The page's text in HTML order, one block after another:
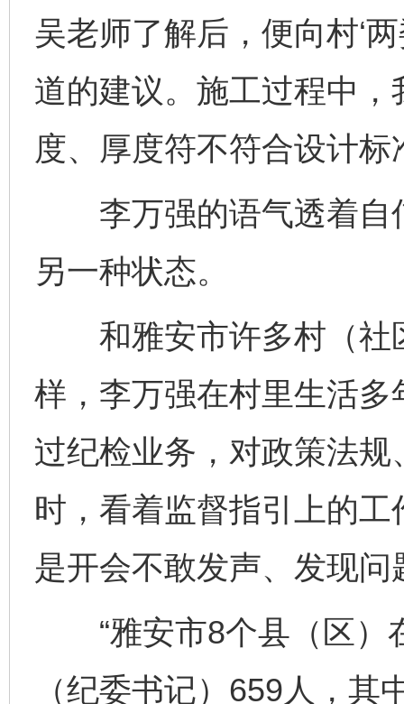
吴老师了解后，便向村‘
道的建议。施工过程中
度、厚度符不符合设计
李万强的语气透着自
另一种状态。
和雅安市许多村（社
样，李万强在村里生活
过纪检业务，对政策法
时，看着监督指引上的
是开会不敢发声、发现
“雅安市8个县（区）
（纪委书记）659人，